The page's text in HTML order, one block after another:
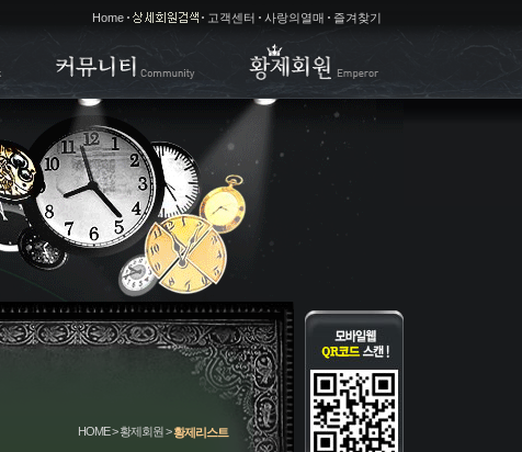
Home 고객센터 사랑의열매 즐겨찾기
HOME > 황제회원 >황제리스트